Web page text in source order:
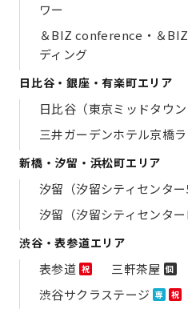
ワー
＆BIZ conference・＆
ディング
日比谷・銀座・有楽町エリア
日比谷（東京ミッドタウン
三井ガーデンホテル京橋
新橋・汐留・浜松町エリア
汐留（汐留シティセンター
汐留（汐留シティセンター
渋谷・表参道エリア
表参道 祝 三軒茶屋 個
渋谷サクラステージ 専 祝